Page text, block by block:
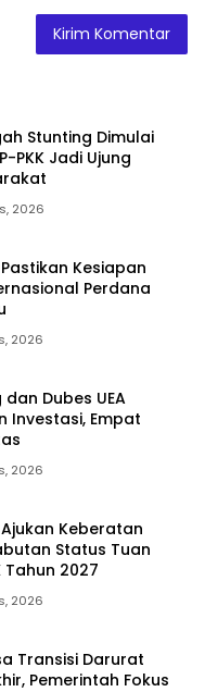
Stunting Dimulai
PKK Jadi Ujung
2026
Kesiapan
Perdana
2026
Dubes UEA
Investasi, Empat
2026
Keberatan
Status Tuan
Tahun 2027
2026
Transisi Darurat
Pemerintah Fokus